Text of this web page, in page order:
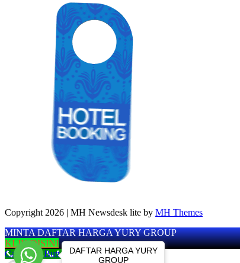
Copyright 2026 | MH Newsdesk lite by MH Themes
MINTA DAFTAR HARGA YURY GROUP
KLIK DISINI
Call Now Button DAFTAR HARGA YURY
GROUP